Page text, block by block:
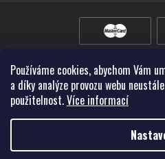
Používáme cookies, abychom Vám
a díky analýze provozu webu
použitelnost.Více informací